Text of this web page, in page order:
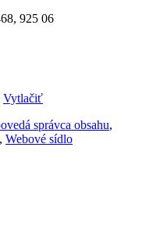
925 06
Vytlačiť
správca obsahu,
, Webové sídlo